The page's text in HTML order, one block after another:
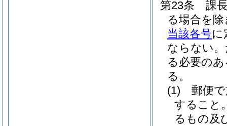
第23条
課
る場合を
当該各号に
ならない。
る必要の
る。
(1)
郵便
すること
るもの及